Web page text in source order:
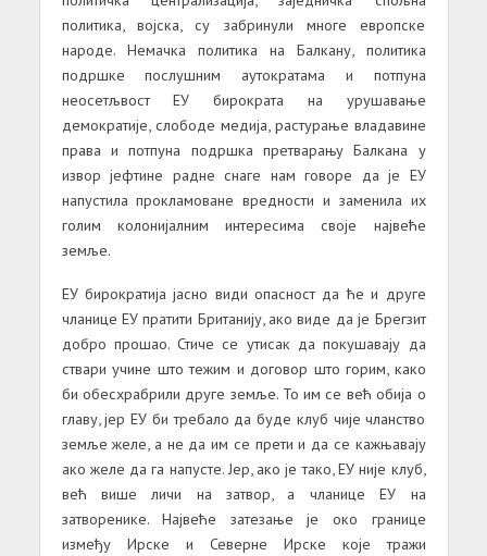
политика, војска, су забринули многе европске
народе. Немачка политика на Балкану, политика
подршке послушним аутократама и потпуна
неосетљвост ЕУ бирократа на урушавање
демократије, слободе медија, растурање владавине
права и потпуна подршка претварању Балкана у
извор јефтине радне снаге нам говоре да је ЕУ
напустила прокламоване вредности и заменила их
голим колонијалним интересима своје највеће
земље.
ЕУ бирократија јасно види опасност да ће и друге
чланице ЕУ пратити Британију, ако виде да је Брегзит
добро прошао. Стиче се утисак да покушавају да
ствари учине што тежим и договор што горим, како
би обесхрабрили друге земље. То им се већ обија о
главу, јер ЕУ би требало да буде клуб чије чланство
земље желе, а не да им се прети и да се кажњавају
ако желе да га напусте. Јер, ако је тако, ЕУ није клуб,
већ више личи на затвор, а чланице ЕУ на
затворенике. Највеће затезање је око границе
између Ирске и Северне Ирске које тражи